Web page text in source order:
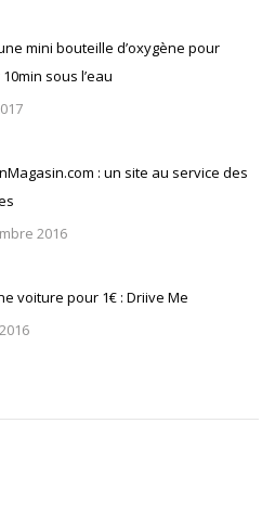
mini bouteille d’oxygène pour
sous l’eau
: un site au service des
2016
voiture pour 1€ : Driive Me